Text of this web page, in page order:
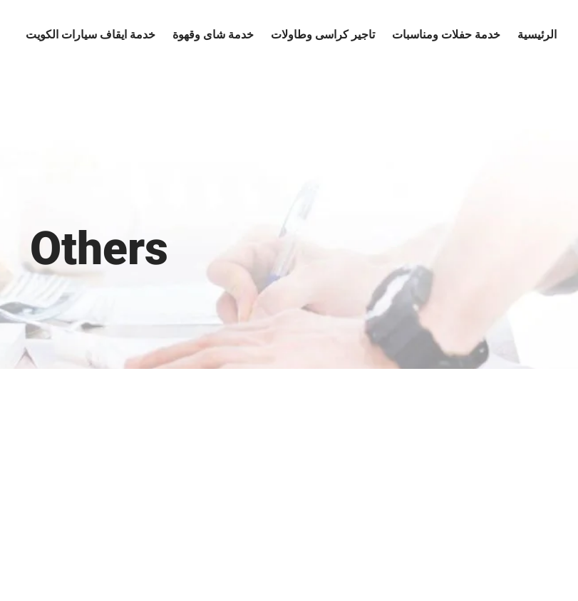
الرئيسية خدمة حفلات ومناسبات تاجير كراسى وطاولات خدمة شاى وقهوة خدمة ايقاف سيارات الكويت
Others